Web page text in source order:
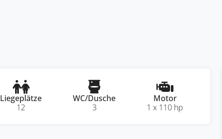
Liegeplätze
12
WC/Dusche
3
Motor
1 x 110 hp